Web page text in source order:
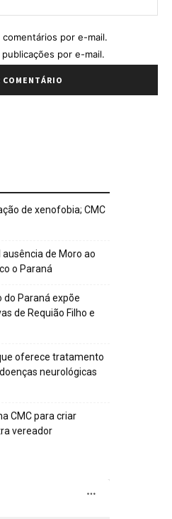
por e-mail.
por e-mail.
de xenofobia; CMC
de Moro ao
o Paraná
Paraná expõe
de Requião Filho e
oferece tratamento
neurológicas
CMC para criar
vereador